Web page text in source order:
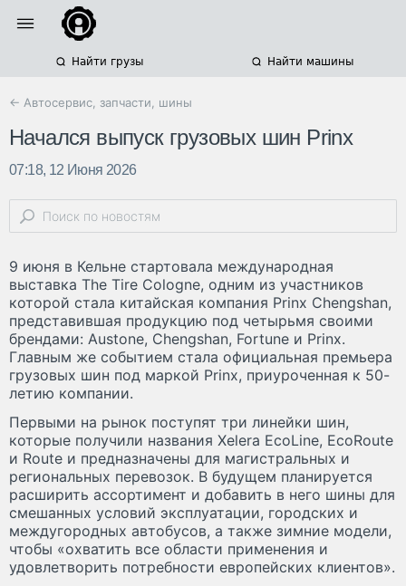
Найти грузы Найти машины
← Автосервис, запчасти, шины
Начался выпуск грузовых шин Prinx
07:18, 12 Июня 2026
9 июня в Кельне стартовала международная
выставка The Tire Cologne, одним из участников
которой стала китайская компания Prinx Chengshan,
представившая продукцию под четырьмя своими
брендами: Austone, Chengshan, Fortune и Prinx.
Главным же событием стала официальная премьера
грузовых шин под маркой Prinx, приуроченная к 50-
летию компании.
Первыми на рынок поступят три линейки шин,
которые получили названия Xelera EcoLine, EcoRoute
и Route и предназначены для магистральных и
региональных перевозок. В будущем планируется
расширить ассортимент и добавить в него шины для
смешанных условий эксплуатации, городских и
междугородных автобусов, а также зимние модели,
чтобы «охватить все области применения и
удовлетворить потребности европейских клиентов».